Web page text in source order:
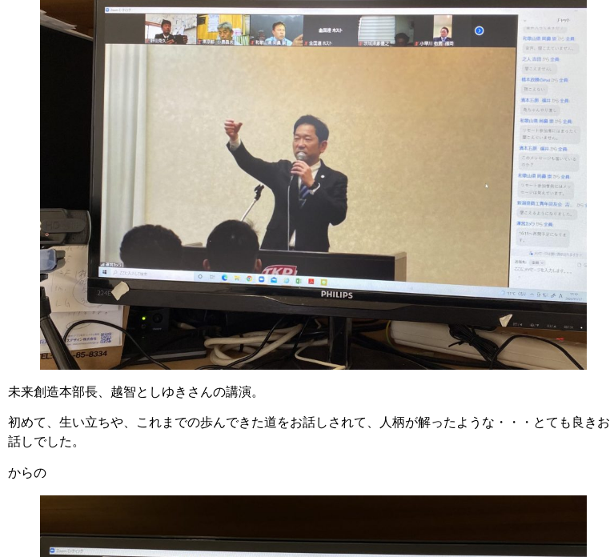
未来創造本部長、越智としゆきさんの講演。
初めて、生い立ちや、これまでの歩んできた道をお話しされて、人柄が解ったような・・・とても良きお
話しでした。
からの